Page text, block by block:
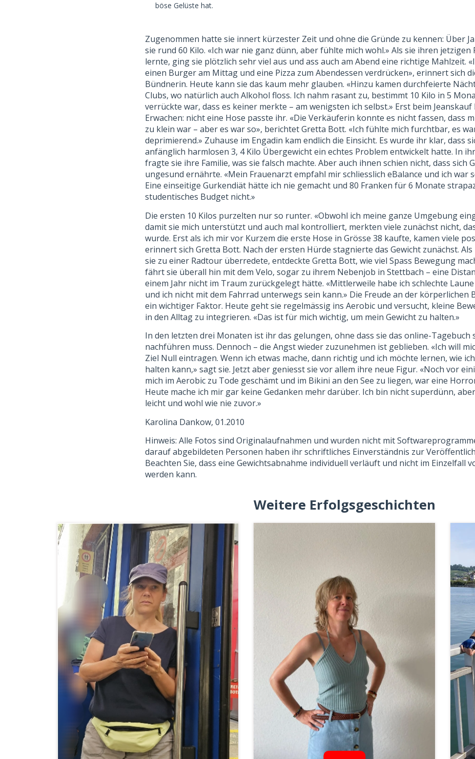
böse Gelüste hat.
Zugenommen hatte sie innert kürzester Zeit und ohne die Gründe zu kennen: Über
sie rund 60 Kilo. «Ich war nie ganz dünn, aber fühlte mich wohl.» Als sie ihren jetzigen
lernte, ging sie plötzlich sehr viel aus und ass auch am Abend eine richtige Mahlzeit.
einen Burger am Mittag und eine Pizza zum Abendessen verdrücken», erinnert sich
Bündnerin. Heute kann sie das kaum mehr glauben. «Hinzu kamen durchfeierte
Clubs, wo natürlich auch Alkohol floss. Ich nahm rasant zu, bestimmt 10 Kilo in 5
verrückte war, dass es keiner merkte – am wenigsten ich selbst.» Erst beim Jeanskauf
Erwachen: nicht eine Hose passte ihr. «Die Verkäuferin konnte es nicht fassen, dass
zu klein war – aber es war so», berichtet Gretta Bott. «Ich fühlte mich furchtbar, es
deprimierend.» Zuhause im Engadin kam endlich die Einsicht. Es wurde ihr klar, dass
anfänglich harmlosen 3, 4 Kilo Übergewicht ein echtes Problem entwickelt hatte. In
fragte sie ihre Familie, was sie falsch machte. Aber auch ihnen schien nicht, dass sich
ungesund ernährte. «Mein Frauenarzt empfahl mir schliesslich eBalance und ich war
Eine einseitige Gurkendiät hätte ich nie gemacht und 80 Franken für 6 Monate
studentisches Budget nicht.»
Die ersten 10 Kilos purzelten nur so runter. «Obwohl ich meine ganze Umgebung
damit sie mich unterstützt und auch mal kontrolliert, merkten viele zunächst nicht,
wurde. Erst als ich mir vor Kurzem die erste Hose in Grösse 38 kaufte, kamen viele
erinnert sich Gretta Bott. Nach der ersten Hürde stagnierte das Gewicht zunächst.
sie zu einer Radtour überredete, entdeckte Gretta Bott, wie viel Spass Bewegung
fährt sie überall hin mit dem Velo, sogar zu ihrem Nebenjob in Stettbach – eine
einem Jahr nicht im Traum zurückgelegt hätte. «Mittlerweile habe ich schlechte
und ich nicht mit dem Fahrrad unterwegs sein kann.» Die Freude an der körperlichen
ein wichtiger Faktor. Heute geht sie regelmässig ins Aerobic und versucht, kleine
in den Alltag zu integrieren. «Das ist für mich wichtig, um mein Gewicht zu halten.»
In den letzten drei Monaten ist ihr das gelungen, ohne dass sie das online-Tagebuch
nachführen muss. Dennoch – die Angst wieder zuzunehmen ist geblieben. «Ich will
Ziel Null eintragen. Wenn ich etwas mache, dann richtig und ich möchte lernen, wie
halten kann,» sagt sie. Jetzt aber geniesst sie vor allem ihre neue Figur. «Noch vor
mich im Aerobic zu Tode geschämt und im Bikini an den See zu liegen, war eine
Heute mache ich mir gar keine Gedanken mehr darüber. Ich bin nicht superdünn,
leicht und wohl wie nie zuvor.»
Karolina Dankow, 01.2010
Hinweis: Alle Fotos sind Originalaufnahmen und wurden nicht mit
darauf abgebildeten Personen haben ihr schriftliches Einverständnis zur
Beachten Sie, dass eine Gewichtsabnahme individuell verläuft und nicht im Einzelfall
werden kann.
Weitere Erfolgsgeschichten